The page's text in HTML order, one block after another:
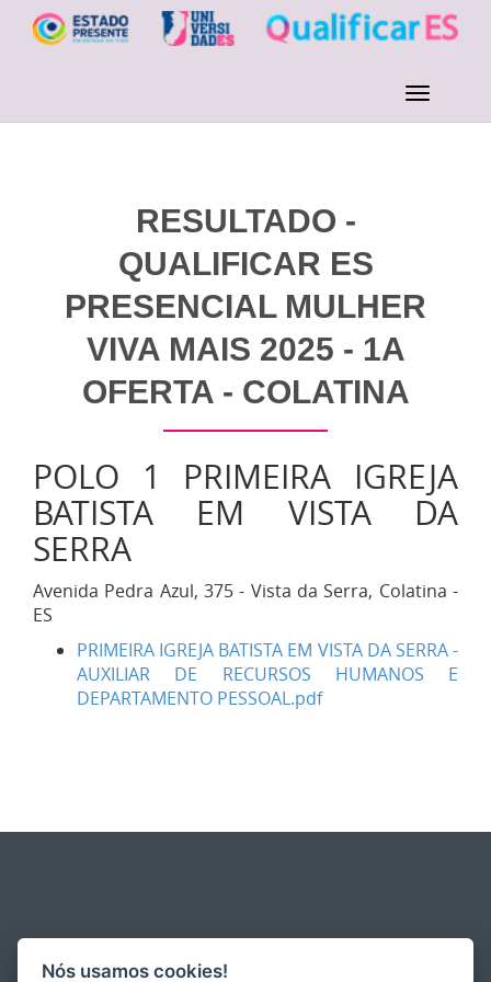
RESULTADO -
QUALIFICAR ES
PRESENCIAL MULHER
VIVA MAIS 2025 - 1A
OFERTA - COLATINA
POLO 1 PRIMEIRA IGREJA
BATISTA EM VISTA DA
SERRA
Avenida Pedra Azul, 375 - Vista da Serra, Colatina -
ES
PRIMEIRA IGREJA BATISTA EM VISTA DA SERRA -
AUXILIAR DE RECURSOS HUMANOS E
DEPARTAMENTO PESSOAL.pdf
Nós usamos cookies!